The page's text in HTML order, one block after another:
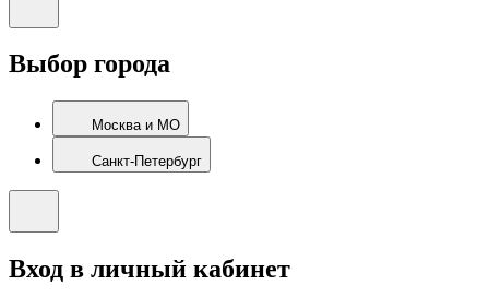
Выбор города
Москва и МО
Санкт-Петербург
Вход в личный кабинет